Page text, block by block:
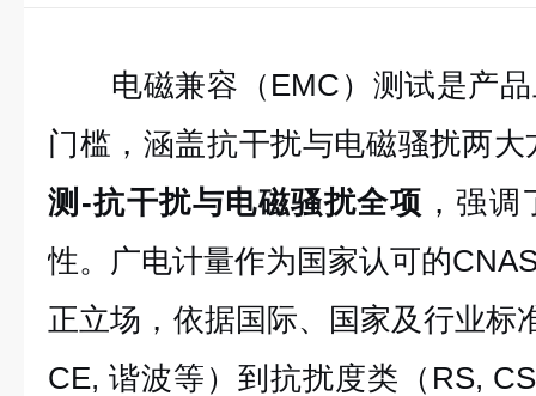
电磁兼容（EMC）测试是产
门槛，涵盖抗干扰与电磁骚扰两大
测-抗干扰与电磁骚扰全项 ，强
性。广电计量作为国家认可的
正立场，依据国际、国家及行业标
CE, 谐波等）到抗扰度类（RS,